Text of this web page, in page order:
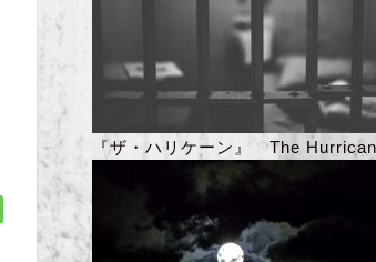
『ザ・ハリケーン』 The